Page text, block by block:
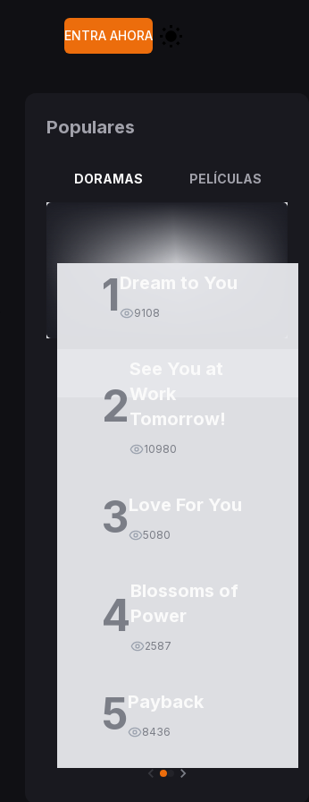
ENTRA AHORA
Populares
DORAMAS PELÍCULAS
1Dream to You
9108
2Work
Tomorrow!
10980
3Love For You
5080
4Blossoms of
Power
2587
5Payback
8436